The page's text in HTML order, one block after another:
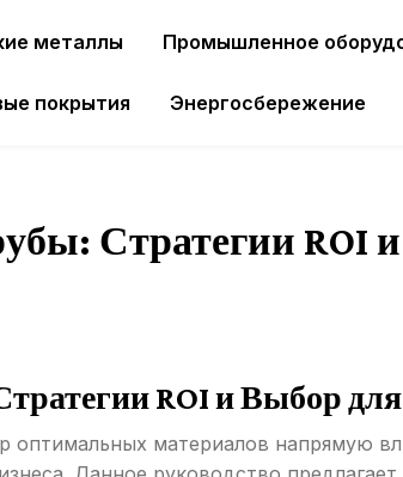
металлы Промышленное
покрытия Энергосбережение
Стратегии ROI
ROI и Выбор для
оптимальных материалов напрямую